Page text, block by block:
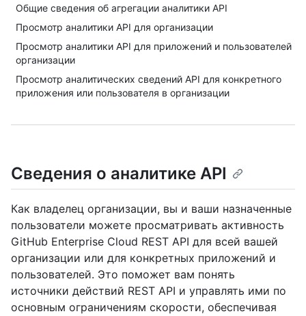
Общие сведения об агрегации аналитики API
Просмотр аналитики API для организации
Просмотр аналитики API для приложений и пользователей
организации
Просмотр аналитических сведений API для конкретного
приложения или пользователя в организации
Сведения о аналитике API
Как владелец организации, вы и ваши назначенные
пользователи можете просматривать активность
GitHub Enterprise Cloud REST API для всей вашей
организации или для конкретных приложений и
пользователей. Это поможет вам понять
источники действий REST API и управлять ими по
основным ограничениям скорости, обеспечивая